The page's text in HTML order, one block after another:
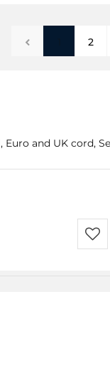
2
and UK cord,